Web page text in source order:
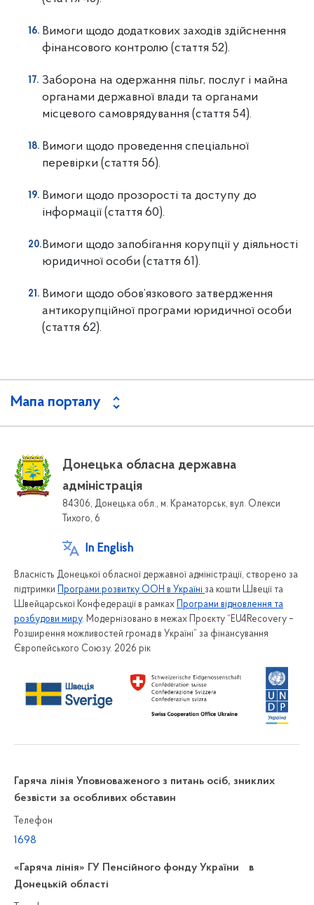
Вимоги щодо додаткових заходів здійснення
фінансового контролю (стаття 52).
Заборона на одержання пільг, послуг і майна
органами державної влади та органами
місцевого самоврядування (стаття 54).
Вимоги щодо проведення спеціальної
перевірки (стаття 56).
Вимоги щодо прозорості та доступу до
інформації (стаття 60).
Вимоги щодо запобігання корупції у діяльності
юридичної особи (стаття 61).
Вимоги щодо обов’язкового затвердження
антикорупційної програми юридичної особи
(стаття 62).
Мапа порталу
Донецька обласна державна
адміністрація
84306, Донецька обл., м. Краматорськ, вул. Олекси
Тихого, 6
In English
Власність Донецької обласної державної адміністрації, створено за
підтримки Програми розвитку ООН в Україні за кошти Швеції та
Швейцарської Конфедерації в рамках Програми відновлення та
розбудови миру. Модернізовано в межах Проєкту “EU4Recovery –
Розширення можливостей громад в Україні” за фінансування
Європейського Союзу. 2026 рік
Гаряча лінія Уповноваженого з питань осіб, зниклих
безвісти за особливих обставин
Телефон
1698
«Гаряча лінія» ГУ Пенсійного фонду України в
Донецькій області